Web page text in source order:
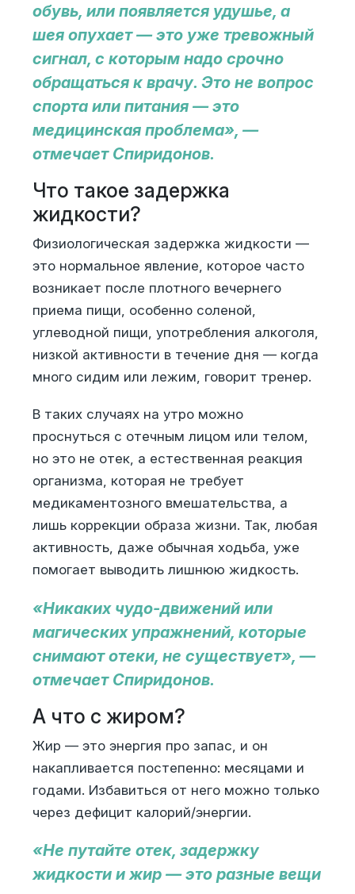
обувь, или появляется удушье, а
шея опухает — это уже тревожный
сигнал, с которым надо срочно
обращаться к врачу. Это не вопрос
спорта или питания — это
медицинская проблема», —
отмечает Спиридонов.
Что такое задержка
жидкости?
Физиологическая задержка жидкости —
это нормальное явление, которое часто
возникает после плотного вечернего
приема пищи, особенно соленой,
углеводной пищи, употребления алкоголя,
низкой активности в течение дня — когда
много сидим или лежим, говорит тренер.
В таких случаях на утро можно
проснуться с отечным лицом или телом,
но это не отек, а естественная реакция
организма, которая не требует
медикаментозного вмешательства, а
лишь коррекции образа жизни. Так, любая
активность, даже обычная ходьба, уже
помогает выводить лишнюю жидкость.
«Никаких чудо-движений или
магических упражнений, которые
снимают отеки, не существует», —
отмечает Спиридонов.
А что с жиром?
Жир — это энергия про запас, и он
накапливается постепенно: месяцами и
годами. Избавиться от него можно только
через дефицит калорий/энергии.
«Не путайте отек, задержку
жидкости и жир — это разные вещи